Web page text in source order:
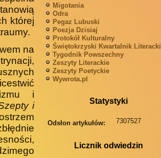
której
na
i
i
Migotania
Odra
Pegaz Lubuski
Poezja Dzisiaj
Protokół Kulturalny
Świętokrzyski Kwartalnik Literacki
Tygodnik Powszechny
Zeszyty Literackie
Zeszyty Poetyckie
Wywrota.pl
Statystyki
Odsłon artykułów: 7307527
Licznik odwiedzin